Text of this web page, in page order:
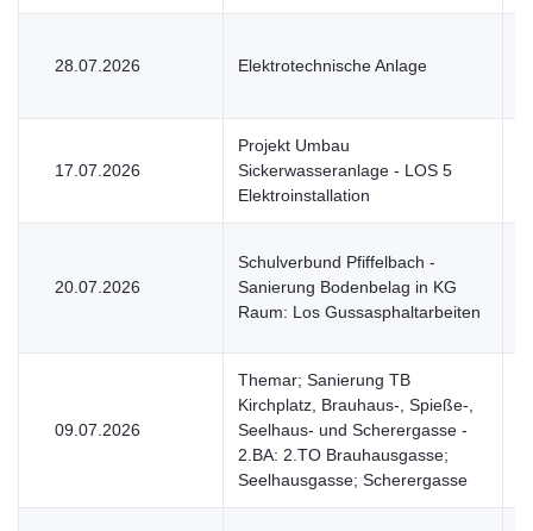
28.07.2026 Elektrotechnische Anlage
17.07.2026
Projekt Umbau
Sickerwasseranlage - LOS 5
Elektroinstallation
20.07.2026
Schulverbund Pfiffelbach -
Sanierung Bodenbelag in KG
Raum: Los Gussasphaltarbeiten
09.07.2026
Themar; Sanierung TB
Kirchplatz, Brauhaus-, Spieße-,
Seelhaus- und Scherergasse -
2.BA: 2.TO Brauhausgasse;
Seelhausgasse; Scherergasse